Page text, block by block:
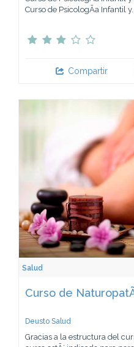
Curso de PsicologÃ­a Infantil
Compartir
Salud
Curso de
Deusto Salud
Gracias a la estructura del